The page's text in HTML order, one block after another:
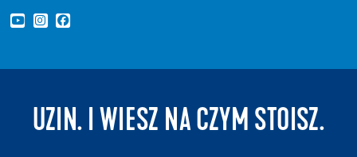
UZIN. I WIESZ NA CZYM STOISZ.